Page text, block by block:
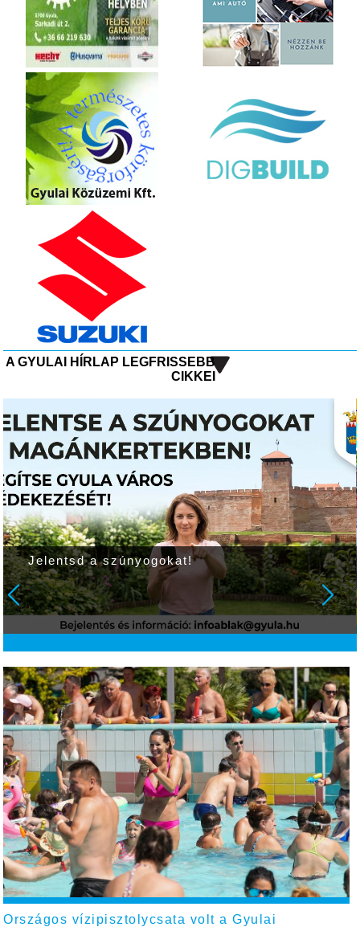
A GYULAI HÍRLAP LEGFRISSEBB
CIKKEI
Jelentsd a szúnyogokat!
Országos vízipisztolycsata volt a Gyulai